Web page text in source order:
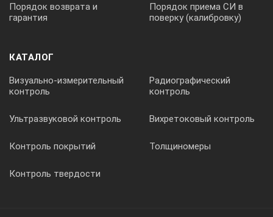
Порядок возврата и
гарантия
Порядок приема СИ в
поверку (калибровку)
КАТАЛОГ
Визуально-измерительный
контроль
Радиографический
контроль
Ультразвуковой контроль Вихретоковый контроль
Контроль покрытий Толщиномеры
Контроль твердости